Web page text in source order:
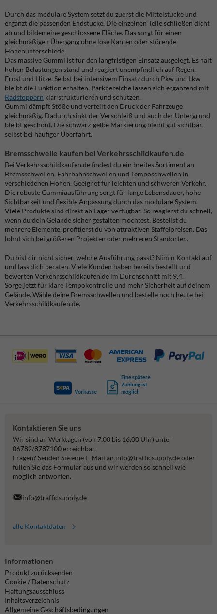
Durch das modulare System setzt du zuerst die Mittelstücke und
ergänzt die passenden Endstücke. Die einzelnen Teile schließen dicht
ab und bilden eine geschlossene Fläche. Das sorgt für einen
gleichmäßigen Übergang ohne lose Kanten oder störende
Höhenunterschiede.
Das massive Gummi ist für den langfristigen Einsatz ausgelegt. Es hält
hohen Belastungen stand und reagiert unempfindlich auf Regen,
Frost und Hitze. Selbst bei intensivem Einsatz durch Pkw und Lkw
bleibt die Funktion erhalten. Parkbereiche lassen sich ergänzend mit
Radstoppern klar strukturieren und schützen.
Gummi dämpft Stöße und verteilt den Druck der Fahrzeuge
gleichmäßig. Dadurch sinkt der Verschleiß und auch der Untergrund
bleibt geschont. Die schwarz-gelbe Markierung bleibt gut sichtbar,
selbst bei häufiger Überfahrt.
Bremsschwelle kaufen bei Verkehrsschildkaufen.de
Bei Verkehrsschildkaufen.de findest du ein breites Sortiment an
Bremsschwellen, Fahrbahnschwellen und Temposchwellen in
verschiedenen Höhen. Geeignet für leichten und schweren Verkehr.
Die robuste Gummiausführung sorgt für lange Lebensdauer, hohe
Sichtbarkeit und flexible Anpassung durch das modulare System.
Viele Produkte sind direkt ab Lager verfügbar. So reagierst du schnell,
wenn du dein Gelände sicher gestalten möchtest. Bestellst du
mehrere Elemente, profitierst du von attraktiven Staffelpreisen. Das
lohnt sich bei größeren Projekten oder mehreren Standorten.
Du bist dir nicht sicher, welche Ausführung passt? Nimm Kontakt auf
und lass dich beraten. Viele Kunden haben bereits bestellt und
bewerten Verkehrsschildkaufen.de im Durchschnitt mit 9,4.
Sorge jetzt für klare Tempokontrolle und mehr Sicherheit auf deinem
Gelände. Wähle deine Bremsschwellen und bestelle noch heute bei
Verkehrsschildkaufen.de.
Vorkasse
Eine spätere
Zahlung ist
möglich
Kontaktieren Sie uns
Wir sind an Werktagen (von 7.00 bis 16.00 Uhr) unter
06782/8787100 erreichbar.
Fragen? Senden Sie eine E-Mail an info@trafficsupply.deoder
füllen Sie das Formular aus und wir werden so schnell wie
möglich antworten.
info@trafficsupply.de
alle Kontaktdaten
Informationen
Produkt zurücksenden
Cookie / Datenschutz
Haftungsausschluss
Inhaltsverzeichnis
Allgemeine Geschäftsbedingungen